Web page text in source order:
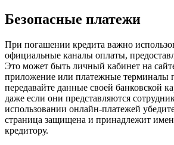
Безопасные платежи
При погашении кредита важно
официальные каналы оплаты,
Это может быть личный кабинет на
приложение или платежные терминалы
передавайте данные своей банковской
даже если они представляются
использовании онлайн-платежей
страница защищена и принадлежит
кредитору.